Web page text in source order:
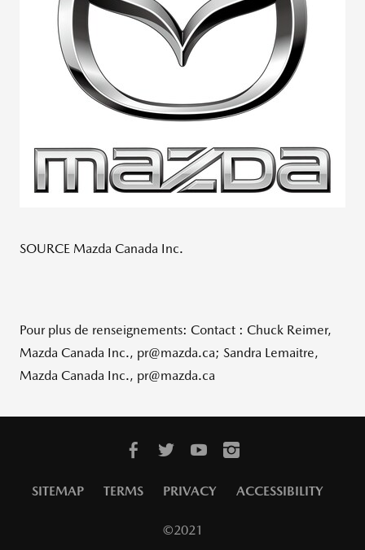
SOURCE Mazda Canada Inc.
Pour plus de renseignements: Contact : Chuck Reimer,
Mazda Canada Inc., pr@mazda.ca; Sandra Lemaitre,
Mazda Canada Inc., pr@mazda.ca
SITEMAP TERMS PRIVACY ACCESSIBILITY
©2021